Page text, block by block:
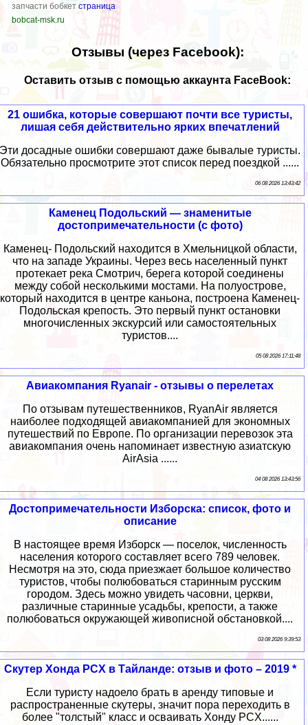
запчасти бобкет страница
bobcat-msk.ru
Отзывы (через Facebook):
Оставить отзыв с помощью аккаунта FaceBook:
21 ошибка, которые совершают почти все туристы,
лишая себя действительно ярких впечатлений
Эти досадные ошибки совершают даже бывалые туристы.
Обязательно просмотрите этот список перед поездкой ......
06 08 2026 13:43:42
Каменец Подольский — знаменитые
достопримечательности (с фото)
Каменец- Подольский находится в Хмельницкой области,
что на западе Украины. Через весь населенный пункт
протекает река Смотрич, берега которой соединены
между собой несколькими мостами. На полуострове,
который находится в центре каньона, построена Каменец-
Подольская крепость. Это первый пункт остановки
многочисленных экскурсий или самостоятельных
туристов....
05 08 2026 17:11:48
Авиакомпания Ryanair - отзывы о перелетах
По отзывам путешественников, RyanAir является
наиболее подходящей авиакомпанией для экономных
путешествий по Европе. По организации перевозок эта
авиакомпания очень напоминает известную азиатскую
AirAsia ......
04 08 2026 13:43:56
Достопримечательности Изборска: список, фото и
описание
В настоящее время Изборск — поселок, численность
населения которого составляет всего 789 человек.
Несмотря на это, сюда приезжает большое количество
туристов, чтобы полюбоваться старинным русским
городом. Здесь можно увидеть часовни, церкви,
различные старинные усадьбы, крепости, а также
полюбоваться окружающей живописной обстановкой....
03 08 2026 9:39:53
Скутер Хонда PCX в Тайланде: отзыв и фото – 2019 *
Если туристу надоело брать в аренду типовые и
распространенные скутеры, значит пора переходить в
более "толстый" класс и осваивать Хонду PCX......